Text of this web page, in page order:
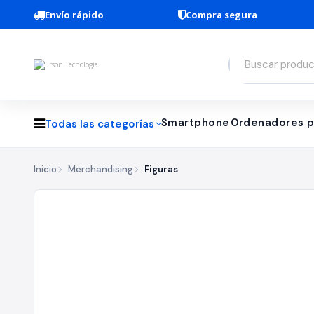
Envío rápido Compra segura
Todas las categorías Smartphone Ordenadores
Inicio Merchandising Figuras